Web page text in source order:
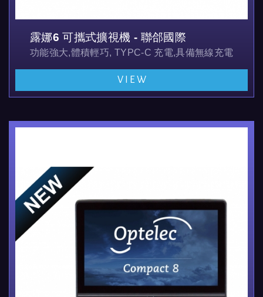
露娜6 可攜式擴視機 - 聯郃國際
功能強大,體積輕巧, TYPC-C 充電,具備無線充電功能
VIEW